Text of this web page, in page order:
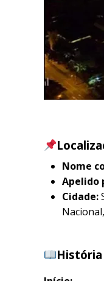
Nome
Apelido
Cidade: